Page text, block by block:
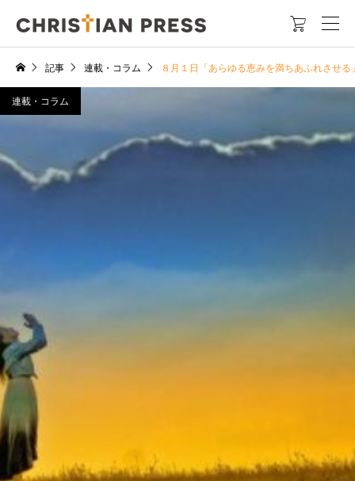

記事 連載・コラム ８月１日「あらゆる恵みを満ちあふれさせる
連載・コラム